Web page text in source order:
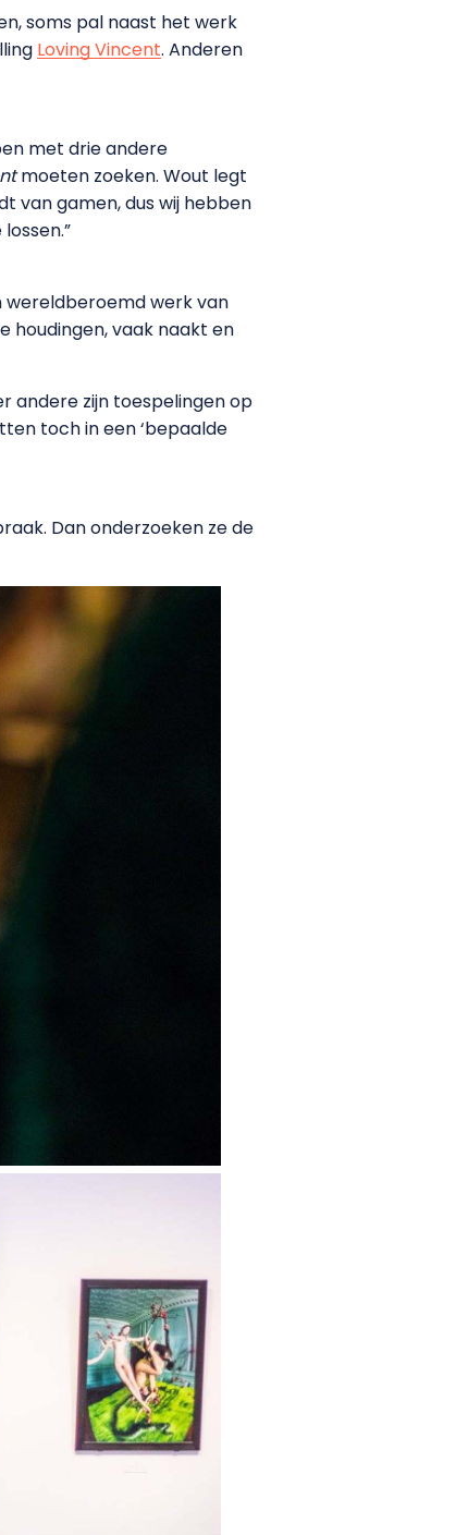
soms pal naast het werk
Loving Vincent. Anderen
met drie andere
moeten zoeken. Wout legt
van gamen, dus wij hebben
wereldberoemd werk van
houdingen, vaak naakt en
andere zijn toespelingen op
toch in een ‘bepaalde
Dan onderzoeken ze de